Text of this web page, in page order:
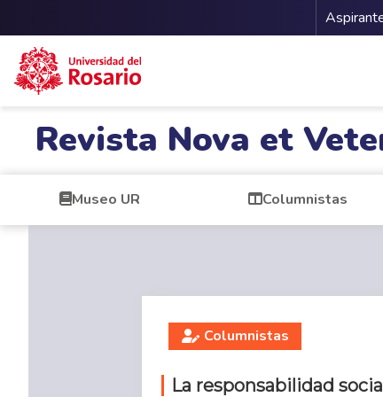
Revista Nova et
Museo UR Columnistas
Columnistas
La responsabilidad